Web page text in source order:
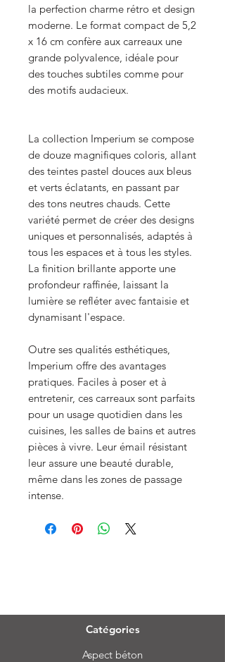
la perfection charme rétro et design
moderne. Le format compact de 5,2
x 16 cm confère aux carreaux une
grande polyvalence, idéale pour
des touches subtiles comme pour
des motifs audacieux.
La collection Imperium se compose
de douze magnifiques coloris, allant
des teintes pastel douces aux bleus
et verts éclatants, en passant par
des tons neutres chauds. Cette
variété permet de créer des designs
uniques et personnalisés, adaptés à
tous les espaces et à tous les styles.
La finition brillante apporte une
profondeur raffinée, laissant la
lumière se refléter avec fantaisie et
dynamisant l'espace.
Outre ses qualités esthétiques,
Imperium offre des avantages
pratiques. Faciles à poser et à
entretenir, ces carreaux sont parfaits
pour un usage quotidien dans les
cuisines, les salles de bains et autres
pièces à vivre. Leur émail résistant
leur assure une beauté durable,
même dans les zones de passage
intense.
Catégories
Aspect béton